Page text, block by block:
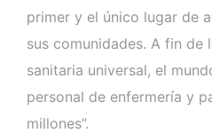
primer y el único lugar de
sus comunidades. A fin de
sanitaria universal, el
personal de enfermería y
millones”.